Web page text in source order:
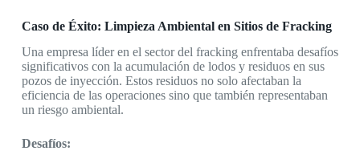
Caso de Éxito: Limpieza Ambiental en Sitios de Fracking
Una empresa líder en el sector del fracking enfrentaba desafíos
significativos con la acumulación de lodos y residuos en sus
pozos de inyección. Estos residuos no solo afectaban la
eficiencia de las operaciones sino que también representaban
un riesgo ambiental.
Desafíos: